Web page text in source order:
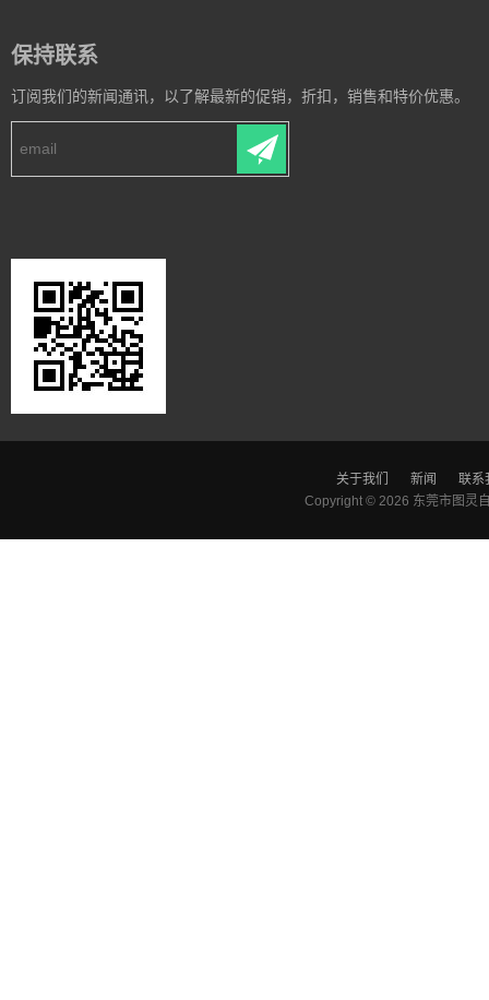
保持联系
订阅我们的新闻通讯，以了解最新的促销，折扣，销售和特价优惠。
关于我们 新闻
联系
Copyright © 2026 东莞市图灵